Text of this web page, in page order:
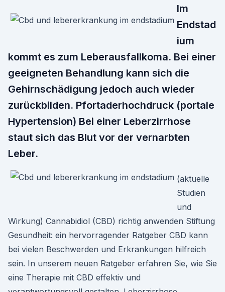
Im
Endstad
ium
kommt es zum Leberausfallkoma. Bei einer
geeigneten Behandlung kann sich die
Gehirnschädigung jedoch auch wieder
zurückbilden. Pfortaderhochdruck (portale
Hypertension) Bei einer Leberzirrhose
staut sich das Blut vor der vernarbten
Leber.
(aktuelle
Studien
und
Wirkung) Cannabidiol (CBD) richtig anwenden Stiftung
Gesundheit: ein hervorragender Ratgeber CBD kann
bei vielen Beschwerden und Erkrankungen hilfreich
sein. In unserem neuen Ratgeber erfahren Sie, wie Sie
eine Therapie mit CBD effektiv und